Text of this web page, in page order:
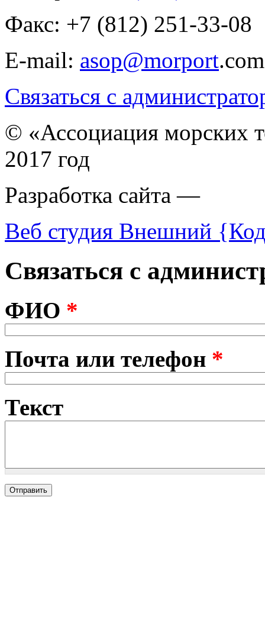
Факс: +7 (812) 251-33-08
E-mail: asop@morport.com
Связаться с
© «Ассоциация морских
2017 год
Разработка сайта —
Веб студия Внешний
Связаться с
ФИО *
Почта или телефон *
Текст